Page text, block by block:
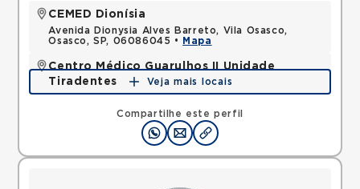
Compartilhe este perfil
CEMED Dionísia
Avenida Dionysia Alves Barreto, Vila Osasco,
Osasco, SP, 06086045 •
Mapa
Centro Médico Guarulhos II Unidade
Tiradentes
Avenida Tiradentes, Jardim Guarulhos, Guarulhos,
SP, 07090000 •
Mapa
Veja mais locais